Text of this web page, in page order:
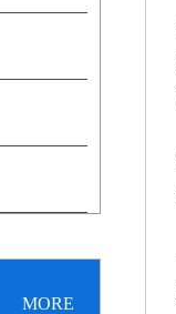
MORE